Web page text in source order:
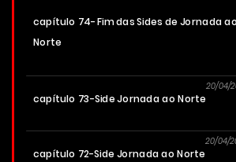
capítulo 74- Fim das Sides de Jornada ao
Norte
capítulo 73-Side Jornada ao Norte
20/04/
capítulo 72-Side Jornada ao Norte
20/04/